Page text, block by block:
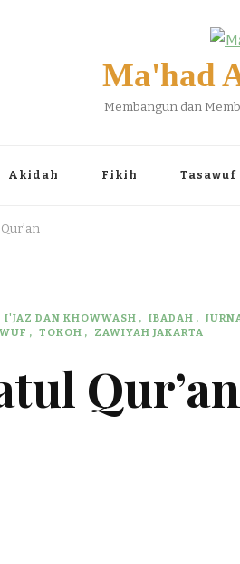
Ma'had
Membangun dan
Akidah Fikih Tasawuf
I'JAZ DAN KHOWWASH IBADAH
TOKOH ZAWIYAH JAKARTA
Qur’an